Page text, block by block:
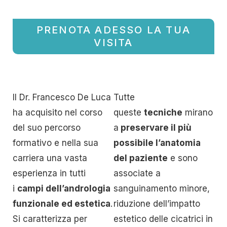
PRENOTA ADESSO LA TUA
VISITA
Il Dr. Francesco De Luca
ha acquisito nel corso
del suo percorso
formativo e nella sua
carriera una vasta
esperienza in tutti
i campi dell’andrologia
funzionale ed estetica.
Si caratterizza per
Tutte
queste tecniche mirano
a preservare il più
possibile l’anatomia
del paziente e sono
associate a
sanguinamento minore,
riduzione dell’impatto
estetico delle cicatrici in